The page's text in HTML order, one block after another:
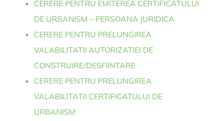
CERERE PENTRU EMITEREA CERTIFICATULUI
DE URBANISM – PERSOANA JURIDICA
CERERE PENTRU PRELUNGIREA
VALABILITATII AUTORIZATIEI DE
CONSTRUIRE/DESFIINTARE
CERERE PENTRU PRELUNGIREA
VALABILITATII CERTIFICATULUI DE
URBANISM